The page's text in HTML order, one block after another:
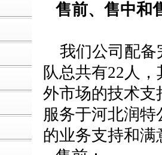
售前、售中和
我们公司配备
队总共有22 人，
外市场的技术支
服务于河北润
的业务支持和满